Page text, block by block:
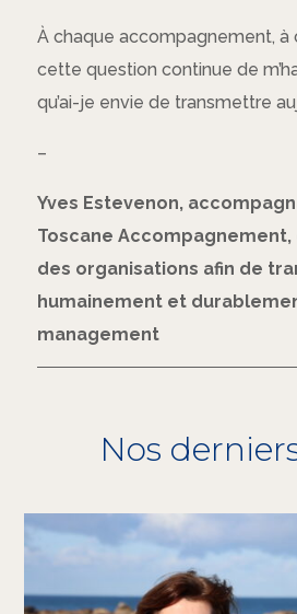
À chaque accompagnement, à
cette question continue de
qu’ai-je envie de transmettre
–
Yves Estevenon,
Toscane
des organisations afin de
humainement et
management
Nos